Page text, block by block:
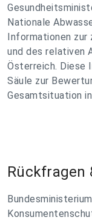
Nationale
Informationen zur
und des relativen
Österreich. Diese
Säule zur
Gesamtsituation
Rückfragen